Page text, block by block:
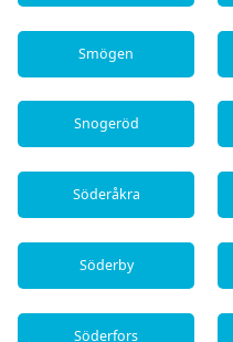
Smögen
Snogeröd
Söderåkra
Söderby
Söderfors